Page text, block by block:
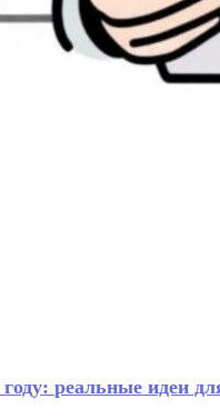
реальные идеи